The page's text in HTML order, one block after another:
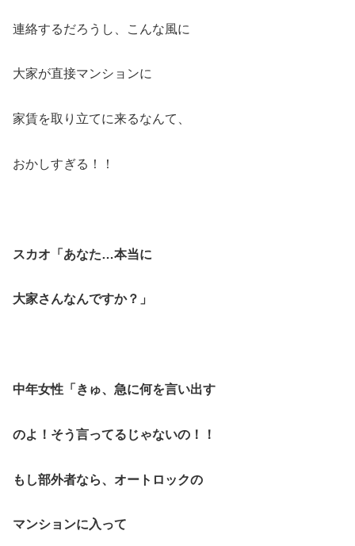
連絡するだろうし、こんな風に
大家が直接マンションに
家賃を取り立てに来るなんて、
おかしすぎる！！
スカオ「あなた…本当に
大家さんなんですか？」
中年女性「きゅ、急に何を言い出す
のよ！そう言ってるじゃないの！！
もし部外者なら、オートロックの
マンションに入って